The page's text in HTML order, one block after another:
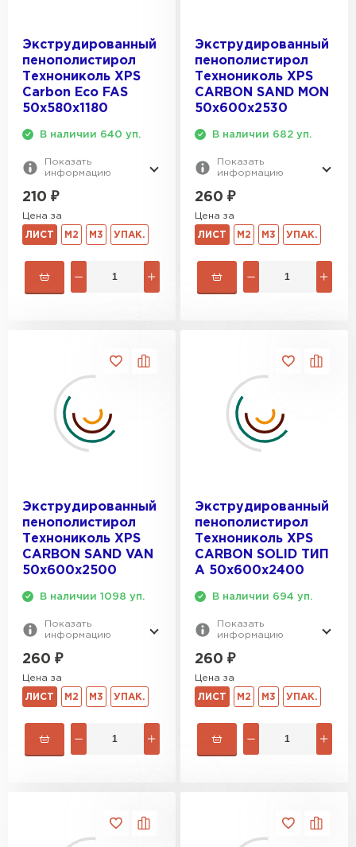
Экструдированный
пенополистирол
Технониколь XPS
Carbon Eco FAS
50х580х1180
В наличии 640 уп.
Показать
информацию
210 ₽
Цена за
ЛИСТ М2 М3 УПАК.
Экструдированный
пенополистирол
Технониколь XPS
CARBON SAND MON
50х600х2530
В наличии 682 уп.
Показать
информацию
260 ₽
Цена за
ЛИСТ М2 М3 УПАК.
Экструдированный
пенополистирол
Технониколь XPS
CARBON SAND VAN
50х600х2500
В наличии 1098 уп.
Показать
информацию
260 ₽
Цена за
ЛИСТ М2 М3 УПАК.
Экструдированный
пенополистирол
Технониколь XPS
CARBON SOLID ТИП
A 50х600х2400
В наличии 694 уп.
Показать
информацию
260 ₽
Цена за
ЛИСТ М2 М3 УПАК.
Утеплитель Baswool
Утеплитель Izolife
ВСЕ ПРОИЗВОДИТЕЛИ